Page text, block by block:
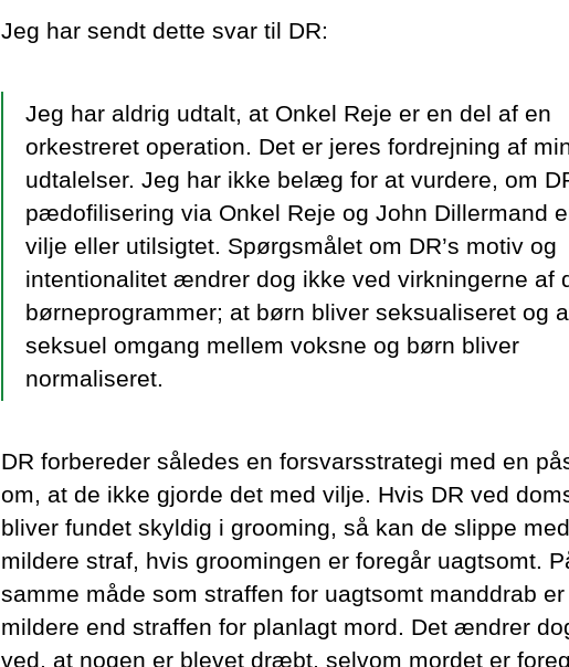
Jeg har sendt dette svar til DR:
Jeg har aldrig udtalt, at Onkel Reje er en del af en
orkestreret operation. Det er jeres fordrejning af
udtalelser. Jeg har ikke belæg for at vurdere, om
pædofilisering via Onkel Reje og John Dillermand
vilje eller utilsigtet. Spørgsmålet om DR’s motiv og
intentionalitet ændrer dog ikke ved virkningerne af
børneprogrammer; at børn bliver seksualiseret og
seksuel omgang mellem voksne og børn bliver
normaliseret.
DR forbereder således en forsvarsstrategi med en
om, at de ikke gjorde det med vilje. Hvis DR ved
bliver fundet skyldig i grooming, så kan de slippe
mildere straf, hvis groomingen er foregår uagtsomt.
samme måde som straffen for uagtsomt manddrab er
mildere end straffen for planlagt mord. Det ændrer
ved, at nogen er blevet dræbt, selvom mordet er